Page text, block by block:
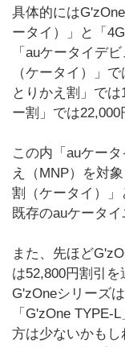
具体的には
ータイ）」と「
「auケータイデ
（ケータイ）」
とりかえ割」で
ー割」では22,000
この内「auケー
え（MNP）を対
割（ケータイ）」
既存のauケータ
また、先ほど
は52,800円割引
G'zOneシリーズ
「G'zOne TYPE-
方は少ないかも